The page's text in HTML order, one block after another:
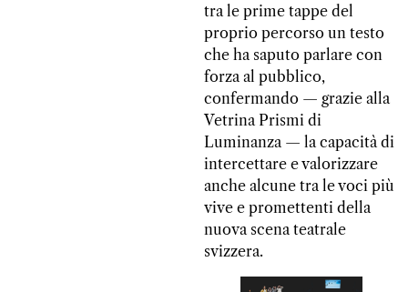
tra le prime tappe del
proprio percorso un testo
che ha saputo parlare con
forza al pubblico,
confermando — grazie alla
Vetrina Prismi di
Luminanza — la capacità di
intercettare e valorizzare
anche alcune tra le voci più
vive e promettenti della
nuova scena teatrale
svizzera.